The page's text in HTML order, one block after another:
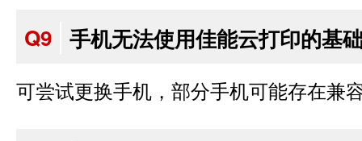
Q9 手机无法使用佳能云打印的基
可尝试更换手机，部分手机可能存在兼